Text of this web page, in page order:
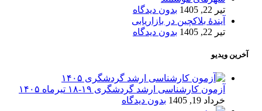
تیر 22, 1405
بدون دیدگاه
آیندۀ بلاکچین در بازاریابی
تیر 22, 1405
بدون دیدگاه
آخرین ویدیو
آزمون کارشناسی ارشد گردشگری ۱۹-۱۸ تیرماه ۱۴۰۵
خرداد 19, 1405
بدون دیدگاه